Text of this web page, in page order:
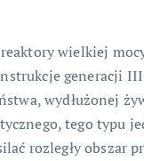
wielkiej
generacji
wydłużonej
tego typu
rozległy obszar